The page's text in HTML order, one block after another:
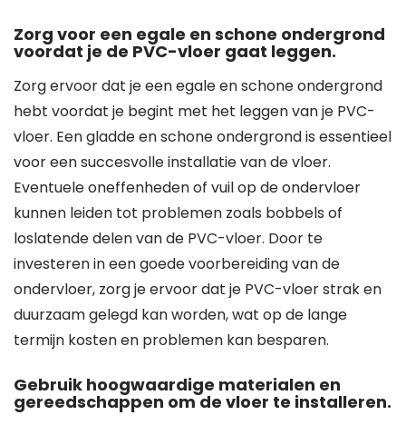
Zorg voor een egale en schone ondergrond
voordat je de PVC-vloer gaat leggen.
Zorg ervoor dat je een egale en schone ondergrond
hebt voordat je begint met het leggen van je PVC-
vloer. Een gladde en schone ondergrond is essentieel
voor een succesvolle installatie van de vloer.
Eventuele oneffenheden of vuil op de ondervloer
kunnen leiden tot problemen zoals bobbels of
loslatende delen van de PVC-vloer. Door te
investeren in een goede voorbereiding van de
ondervloer, zorg je ervoor dat je PVC-vloer strak en
duurzaam gelegd kan worden, wat op de lange
termijn kosten en problemen kan besparen.
Gebruik hoogwaardige materialen en
gereedschappen om de vloer te installeren.